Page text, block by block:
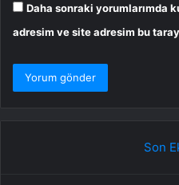
Daha sonraki yorumlarımda
adresim ve site adresim bu
Son